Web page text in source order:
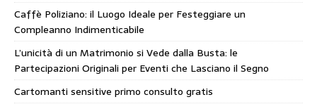
Caffè Poliziano: il Luogo Ideale per Festeggiare un
Compleanno Indimenticabile
L’unicità di un Matrimonio si Vede dalla Busta: le
Partecipazioni Originali per Eventi che Lasciano il Segno
Cartomanti sensitive primo consulto gratis